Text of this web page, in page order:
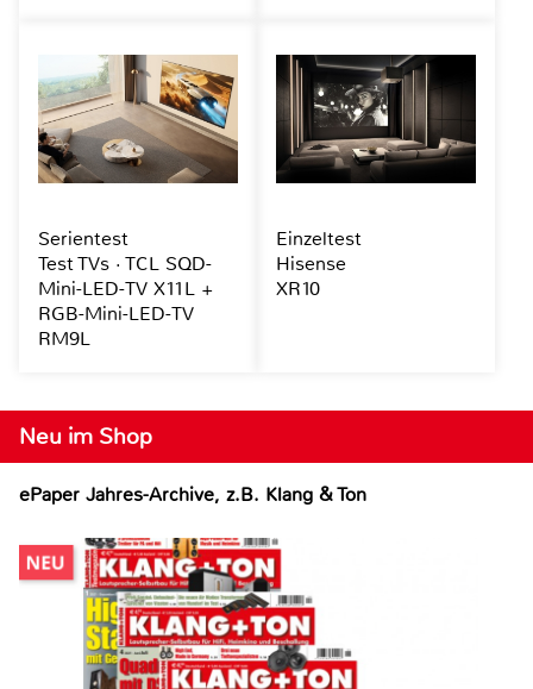
Neu im Shop
ePaper Jahres-Archive, z.B. Klang & Ton
Serientest
Test TVs · TCL SQD-
Mini-LED-TV X11L +
RGB-Mini-LED-TV
RM9L
Einzeltest
Hisense
XR10